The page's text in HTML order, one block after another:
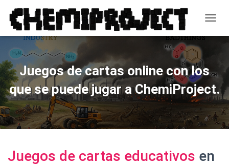
Juegos de cartas online con los
que se puede jugar a ChemiProject.
Juegos de cartas educativos en